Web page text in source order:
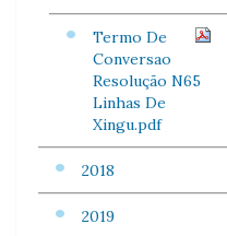
Termo De
Conversao
Resolução N65
Linhas De
Xingu.pdf
2018
2019